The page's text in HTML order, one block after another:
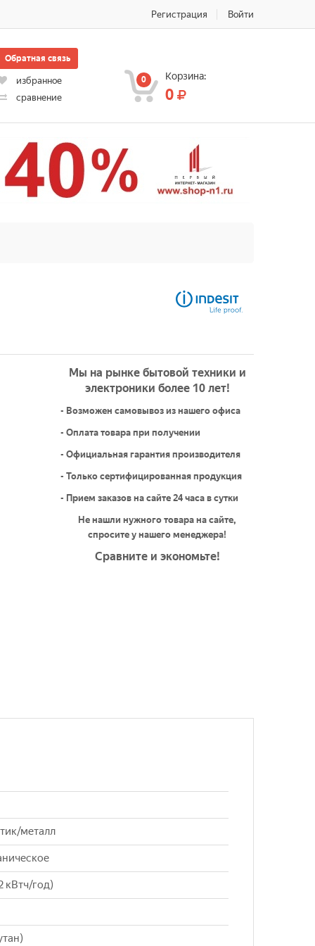
Регистрация Войти
Обратная связь
избранное
сравнение
0 Корзина:
0
Мы на рынке бытовой техники и
электроники более 10 лет!
- Возможен самовывоз из нашего офиса
- Оплата товара при получении
- Официальная гарантия производителя
- Только сертифицированная продукция
- Прием заказов на сайте 24 часа в сутки
Не нашли нужного товара на сайте,
спросите у нашего менеджера!
Сравните и экономьте!
металл
кВтч/год)